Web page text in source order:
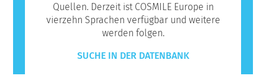
Quellen. Derzeit ist COSMILE Europe in
vierzehn Sprachen verfügbar und weitere
werden folgen.
SUCHE IN DER DATENBANK